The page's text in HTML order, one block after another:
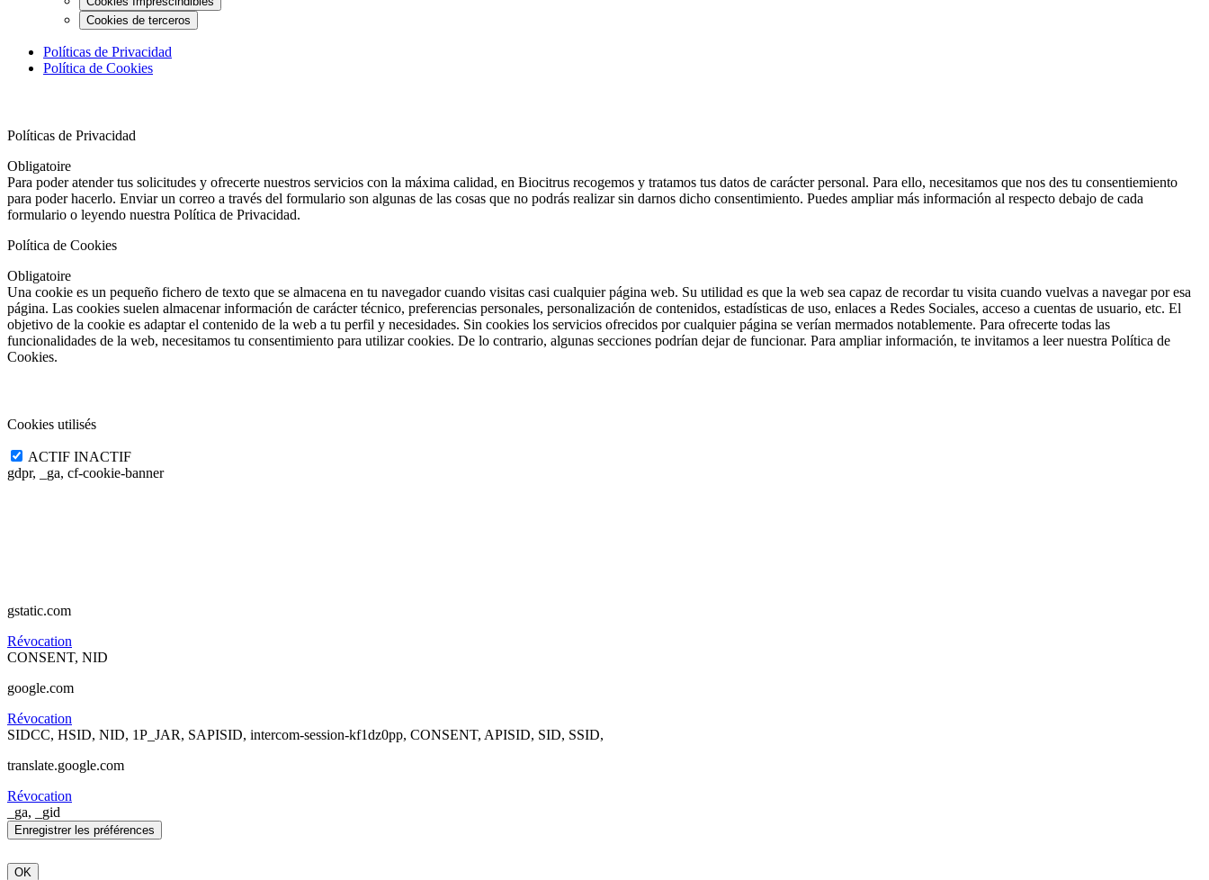
Cookies de terceros
Políticas de Privacidad
Política de Cookies
Políticas de Privacidad
Obligatoire
Para poder atender tus solicitudes y ofrecerte nuestros servicios con la máxima calidad, en Biocitrus recogemos y tratamos tus datos de carácter personal. Para ello, necesitamos que nos des tu consentiemiento
para poder hacerlo. Enviar un correo a través del formulario son algunas de las cosas que no podrás realizar sin darnos dicho consentimiento. Puedes ampliar más información al respecto debajo de cada
formulario o leyendo nuestra Política de Privacidad.
Política de Cookies
Obligatoire
Una cookie es un pequeño fichero de texto que se almacena en tu navegador cuando visitas casi cualquier página web. Su utilidad es que la web sea capaz de recordar tu visita cuando vuelvas a navegar por esa
página. Las cookies suelen almacenar información de carácter técnico, preferencias personales, personalización de contenidos, estadísticas de uso, enlaces a Redes Sociales, acceso a cuentas de usuario, etc. El
objetivo de la cookie es adaptar el contenido de la web a tu perfil y necesidades. Sin cookies los servicios ofrecidos por cualquier página se verían mermados notablemente. Para ofrecerte todas las
funcionalidades de la web, necesitamos tu consentimiento para utilizar cookies. De lo contrario, algunas secciones podrían dejar de funcionar. Para ampliar información, te invitamos a leer nuestra Política de
Cookies.
Cookies utilisés
ACTIF INACTIF
gdpr, _ga, cf-cookie-banner
gstatic.com
Révocation
CONSENT, NID
google.com
Révocation
SIDCC, HSID, NID, 1P_JAR, SAPISID, intercom-session-kf1dz0pp, CONSENT, APISID, SID, SSID,
translate.google.com
Révocation
_ga, _gid
OK